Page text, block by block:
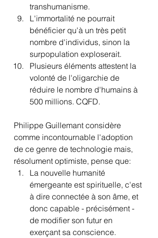
transhumanisme.
L'immortalité ne pourrait
bénéficier qu'à un très petit
nombre d'individus, sinon la
surpopulation exploserait.
Plusieurs éléments attestent la
volonté de l'oligarchie de
réduire le nombre d'humains à
500 millions. CQFD.
Philippe Guillemant considère
comme incontournable l'adoption
de ce genre de technologie mais,
résolument optimiste, pense que:
La nouvelle humanité
émergeante est spirituelle, c'est
à dire connectée à son âme, et
donc capable - précisément -
de modifier son futur en
exerçant sa conscience.